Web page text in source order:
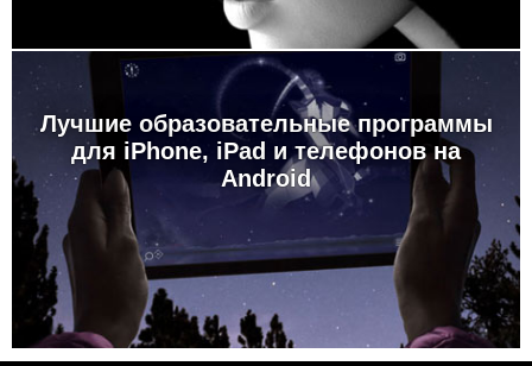
Лучшие образовательные программы
для iPhone, iPad и телефонов на
Android